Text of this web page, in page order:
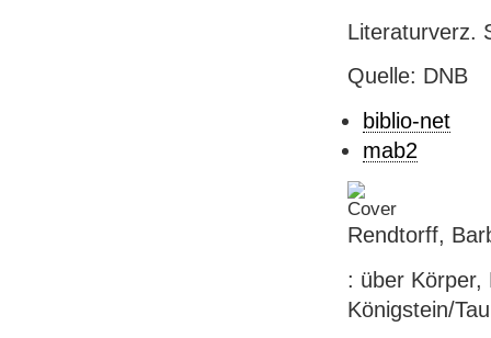
Literaturverz.
Quelle: DNB
biblio-net
mab2
Rendtorff,
: über Körper,
Königstein/